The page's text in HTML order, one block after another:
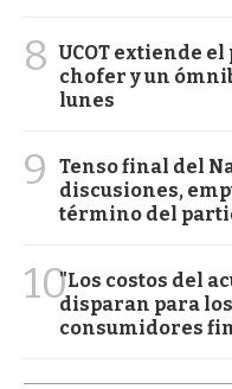
8 UCOT extiende
chofer y un
lunes
9
Tenso final del
discusiones,
término del
10"Los costos del
disparan para
consumidores